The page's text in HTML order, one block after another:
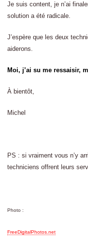
Je suis content, je n’ai
solution a été radicale.
J’espère que les deux
aiderons.
Moi, j’ai su me ressaisir,
À bientôt,
Michel
PS : si vraiment vous n’y
techniciens offrent leurs
Photo :
FreeDigitalPhotos.net